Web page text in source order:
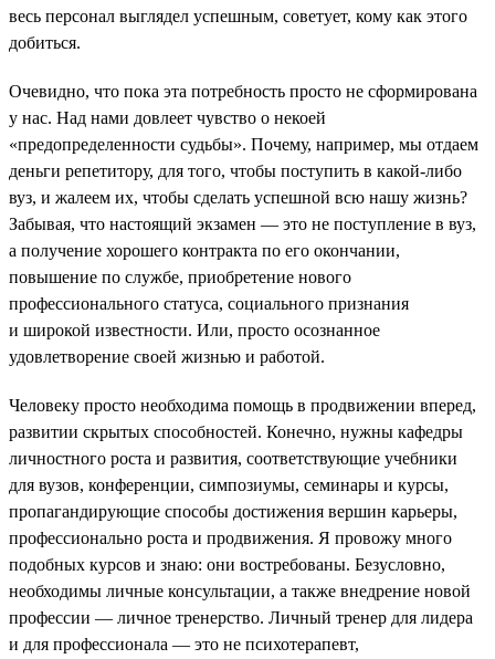
весь персонал выглядел успешным, советует, кому как этого
добиться.
Очевидно, что пока эта потребность просто не сформирована
у нас. Над нами довлеет чувство о некоей
«предопределенности судьбы». Почему, например, мы отдаем
деньги репетитору, для того, чтобы поступить в какой-либо
вуз, и жалеем их, чтобы сделать успешной всю нашу жизнь?
Забывая, что настоящий экзамен — это не поступление в вуз,
а получение хорошего контракта по его окончании,
повышение по службе, приобретение нового
профессионального статуса, социального признания
и широкой известности. Или, просто осознанное
удовлетворение своей жизнью и работой.
Человеку просто необходима помощь в продвижении вперед,
развитии скрытых способностей. Конечно, нужны кафедры
личностного роста и развития, соответствующие учебники
для вузов, конференции, симпозиумы, семинары и курсы,
пропагандирующие способы достижения вершин карьеры,
профессионально роста и продвижения. Я провожу много
подобных курсов и знаю: они востребованы. Безусловно,
необходимы личные консультации, а также внедрение новой
профессии — личное тренерство. Личный тренер для лидера
и для профессионала — это не психотерапевт,